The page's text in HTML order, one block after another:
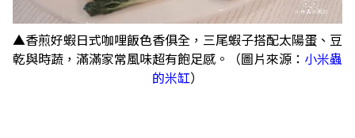
▲香煎好蝦日式咖哩飯色香俱全，三尾蝦子搭配太陽蛋、豆
乾與時蔬，滿滿家常風味超有飽足感。（圖片來源： 小米蟲
的米缸）